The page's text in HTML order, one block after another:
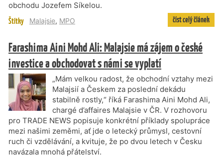
obchodu Jozefem Síkelou.
Štítky Malajsie, MPO číst celý článek
Farashima Aini Mohd Ali: Malajsie má zájem o české
investice a obchodovat s námi se vyplatí
„Mám velkou radost, že obchodní vztahy mezi
Malajsií a Českem za poslední dekádu
stabilně rostly,“ říká Farashima Aini Mohd Ali,
chargé d’affaires Malajsie v ČR. V rozhovoru
pro TRADE NEWS popisuje konkrétní příklady spolupráce
mezi našimi zeměmi, ať jde o letecký průmysl, cestovní
ruch či vzdělávání, a kvituje, že po dvou letech v Česku
navázala mnohá přátelství.